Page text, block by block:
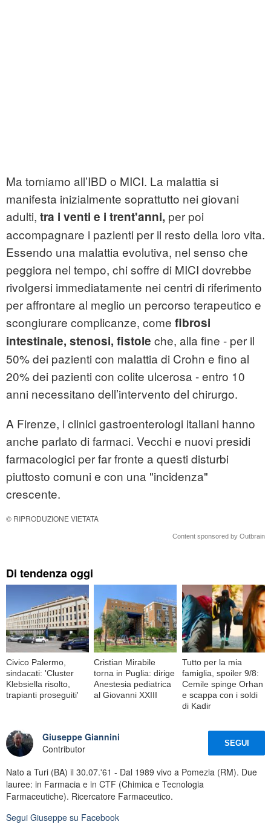
Ma torniamo all’IBD o MICI. La malattia si
manifesta inizialmente soprattutto nei giovani
adulti, tra i venti e i trent'anni, per poi
accompagnare i pazienti per il resto della loro vita.
Essendo una malattia evolutiva, nel senso che
peggiora nel tempo, chi soffre di MICI dovrebbe
rivolgersi immediatamente nei centri di riferimento
per affrontare al meglio un percorso terapeutico e
scongiurare complicanze, come fibrosi
intestinale, stenosi, fistole che, alla fine - per il
50% dei pazienti con malattia di Crohn e fino al
20% dei pazienti con colite ulcerosa - entro 10
anni necessitano dell’intervento del chirurgo.
A Firenze, i clinici gastroenterologi italiani hanno
anche parlato di farmaci. Vecchi e nuovi presidi
farmacologici per far fronte a questi disturbi
piuttosto comuni e con una "incidenza"
crescente.
© RIPRODUZIONE VIETATA
Content sponsored by Outbrain
Di tendenza oggi
Civico Palermo,
sindacati: 'Cluster
Klebsiella risolto,
trapianti proseguiti'
Cristian Mirabile
torna in Puglia: dirige
Anestesia pediatrica
al Giovanni XXIII
Tutto per la mia
famiglia, spoiler 9/8:
Cemile spinge Orhan
e scappa con i soldi
di Kadir
Giuseppe Giannini
Contributor
SEGUI
Nato a Turi (BA) il 30.07.'61 - Dal 1989 vivo a Pomezia (RM). Due
lauree: in Farmacia e in CTF (Chimica e Tecnologia
Farmaceutiche). Ricercatore Farmaceutico.
Segui Giuseppe su Facebook